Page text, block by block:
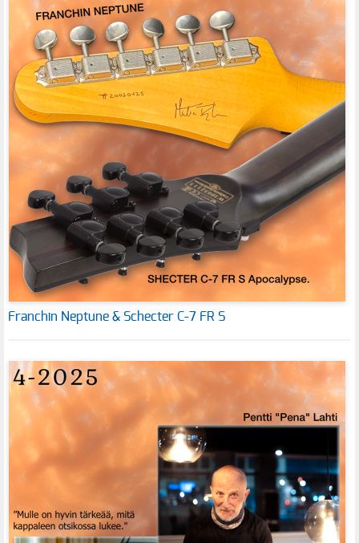
Franchin Neptune & Schecter C-7 FR S